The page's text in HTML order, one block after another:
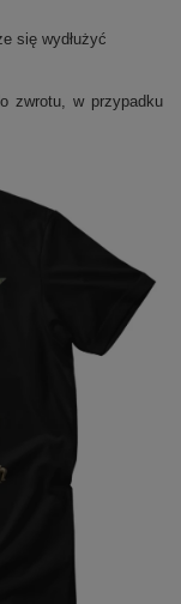
się wydłużyć
zwrotu, w przypadku